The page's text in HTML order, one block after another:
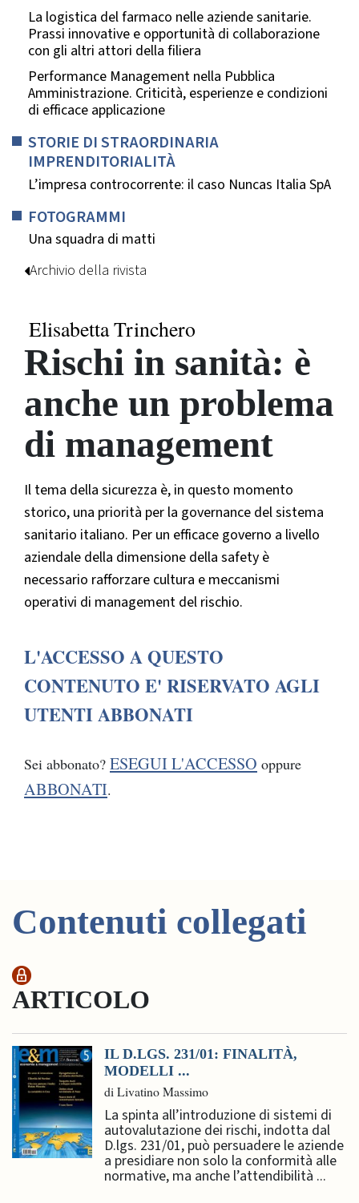
La logistica del farmaco nelle aziende sanitarie.
Prassi innovative e opportunità di collaborazione
con gli altri attori della filiera
Performance Management nella Pubblica
Amministrazione. Criticità, esperienze e condizioni
di efficace applicazione
STORIE DI STRAORDINARIA
IMPRENDITORIALITÀ
L’impresa controcorrente: il caso Nuncas Italia SpA
FOTOGRAMMI
Una squadra di matti
Archivio della rivista
Elisabetta Trinchero
Rischi in sanità: è
anche un problema
di management
Il tema della sicurezza è, in questo momento
storico, una priorità per la governance del sistema
sanitario italiano. Per un efficace governo a livello
aziendale della dimensione della safety è
necessario rafforzare cultura e meccanismi
operativi di management del rischio.
L'ACCESSO A QUESTO
CONTENUTO E' RISERVATO AGLI
UTENTI ABBONATI
Sei abbonato? ESEGUI L'ACCESSO oppure
ABBONATI.
Contenuti collegati
ARTICOLO
IL D.LGS. 231/01: FINALITÀ,
MODELLI ...
di Livatino Massimo
La spinta all’introduzione di sistemi di
autovalutazione dei rischi, indotta dal
D.lgs. 231/01, può persuadere le aziende
a presidiare non solo la conformità alle
normative, ma anche l’attendibilità ...